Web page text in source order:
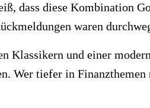
dass diese Kombination
waren
und einer
Wer tiefer in